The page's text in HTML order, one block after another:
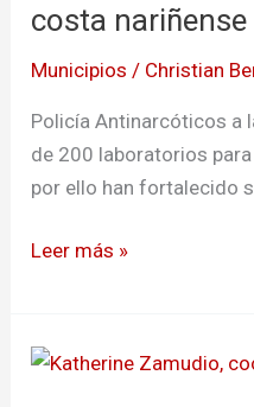
costa nariñense
Municipios / Christian
Policía Antinarcóticos a
de 200 laboratorios
por ello han fortalecido
narcotráfico
en
Leer más »
Con